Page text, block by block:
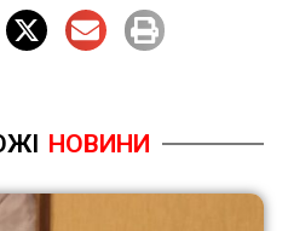
НОВИНИ